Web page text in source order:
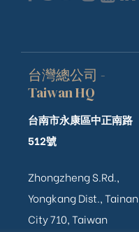
台灣總公司 -
Taiwan HQ
台南市永康區中正南路
512號
Zhongzheng S.Rd.,
Yongkang Dist., Tainan
City 710, Taiwan
含日本